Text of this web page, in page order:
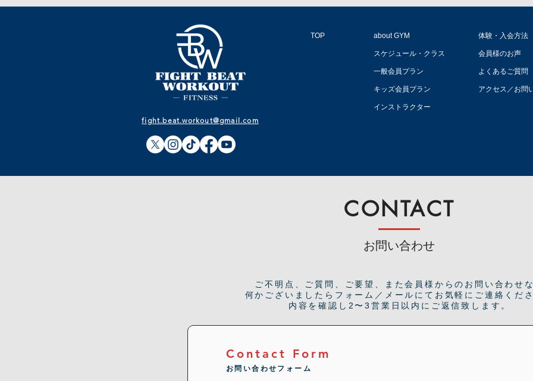
TOP about GYM
スケジュール・クラス
一般会員プラン
キッズ会員プラン
インストラクター
体験・入会方法
会員様のお声
よくあるご質問
アクセス／お問
fight.beat.workout@gmail.com
CONTACT
お問い合わせ
ご不明点、ご質問、ご要望、また会員様からのお問い合わせ
何かございましたらフォーム／メールにてお気軽にご連絡くだ
内容を確認し2〜3営業日以内にご返信致します。
Contact Form
お問い合わせフォーム